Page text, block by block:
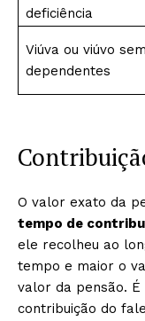
deficiência
Viúva ou viúvo sem
dependentes
O valor exato da
tempo de
ele recolheu ao
tempo e maior o
valor da pensão.
contribuição do